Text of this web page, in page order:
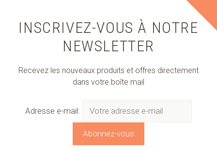
INSCRIVEZ-VOUS À NOTRE
NEWSLETTER
Recevez les nouveaux produits et offres directement
dans votre boîte mail
Adresse e-mail: